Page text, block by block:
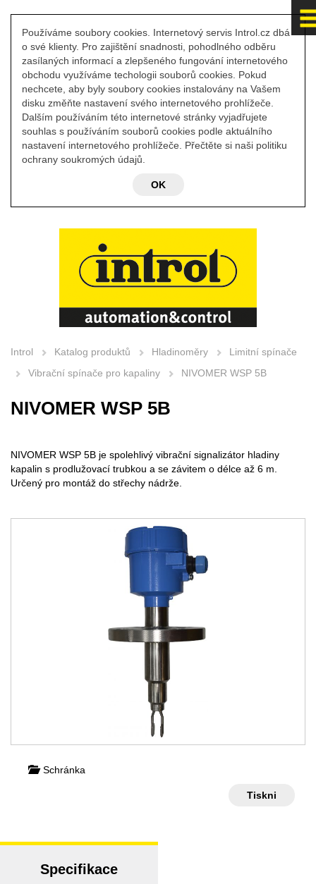
Používáme soubory cookies. Internetový servis Introl.cz dbá
o své klienty. Pro zajištění snadnosti, pohodlného odběru
zasílaných informací a zlepšeného fungování internetového
obchodu využíváme techologii souborů cookies. Pokud
nechcete, aby byly soubory cookies instalovány na Vašem
disku změňte nastavení svého internetového prohlížeče.
Dalším používáním této internetové stránky vyjadřujete
souhlas s používáním souborů cookies podle aktuálního
nastavení internetového prohlížeče. Přečtěte si naši politiku
ochrany soukromých údajů.
OK
Introl Katalog produktů Hladinoměry
Limitní spínače
Vibrační spínače pro kapaliny
NIVOMER WSP 5B
NIVOMER WSP 5B
NIVOMER WSP 5B je spolehlivý vibrační signalizátor hladiny
kapalin s prodlužovací trubkou a se závitem o délce až 6 m.
Určený pro montáž do střechy nádrže.
Schránka
Tiskni
Specifikace